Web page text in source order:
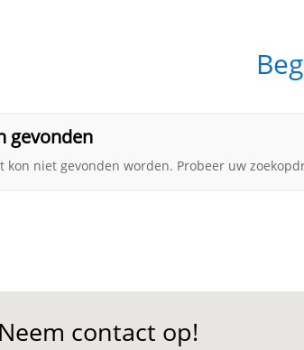
gevonden
kon niet gevonden worden. Probeer uw
contact op!